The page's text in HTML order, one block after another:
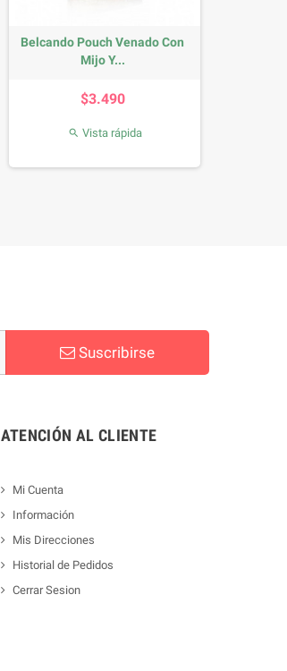
Belcando Pouch Venado Con
Mijo Y...
$3.490
 Vista rápida
Suscribirse
ATENCIÓN AL CLIENTE
Mi Cuenta
Información
Mis Direcciones
Historial de Pedidos
Cerrar Sesion